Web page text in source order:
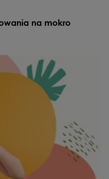
na mokro